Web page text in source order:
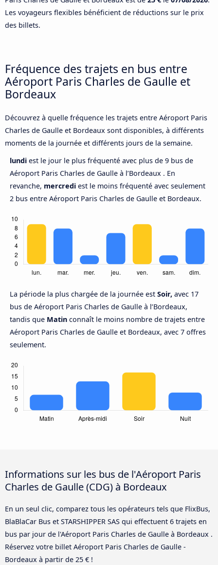
Les voyageurs flexibles bénéficient de réductions sur le prix
des billets.
Fréquence des trajets en bus entre
Aéroport Paris Charles de Gaulle et
Bordeaux
Découvrez à quelle fréquence les trajets entre Aéroport Paris
Charles de Gaulle et Bordeaux sont disponibles, à différents
moments de la journée et différents jours de la semaine.
lundi est le jour le plus fréquenté avec plus de 9 bus de
Aéroport Paris Charles de Gaulle à l’Bordeaux . En
revanche, mercredi est le moins fréquenté avec seulement
2 bus entre Aéroport Paris Charles de Gaulle et Bordeaux.
La période la plus chargée de la journée est Soir, avec 17
bus de Aéroport Paris Charles de Gaulle à l’Bordeaux,
tandis que Matin connaît le moins nombre de trajets entre
Aéroport Paris Charles de Gaulle et Bordeaux, avec 7 offres
seulement.
Informations sur les bus de l'Aéroport Paris
Charles de Gaulle (CDG) à Bordeaux
En un seul clic, comparez tous les opérateurs tels que FlixBus,
BlaBlaCar Bus et STARSHIPPER SAS qui effectuent 6 trajets en
bus par jour de l'Aéroport Paris Charles de Gaulle à Bordeaux .
Réservez votre billet Aéroport Paris Charles de Gaulle -
Bordeaux à partir de 25 € !